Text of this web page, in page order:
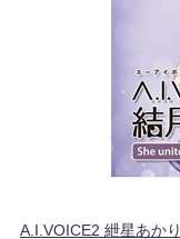
A.I.VOICE2 紲星あかり